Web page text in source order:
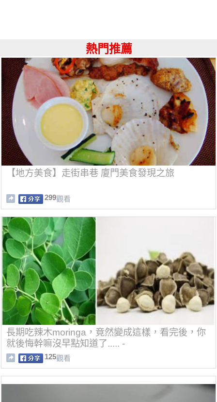
熱門推薦
【地方美食】走街串巷 廈門美食發現之旅
299觀看
長期吃辣木moringa，竟然變成這樣，看完後，你
就後悔幹嘛沒早點知道了..... -
125觀看